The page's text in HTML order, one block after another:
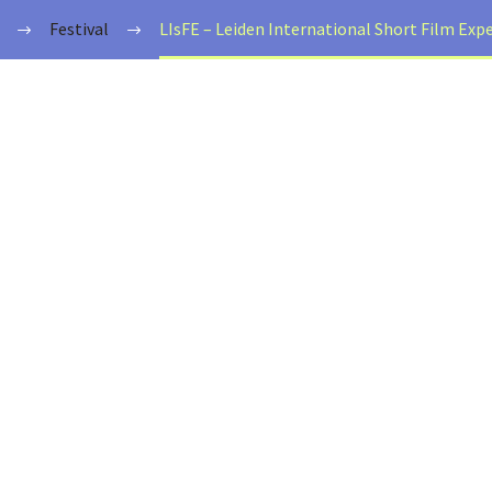
Festival LIsFE – Leiden International Short Film